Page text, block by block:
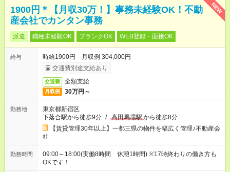
NEW
1900円＊【月収30万！】事務未経験OK！不動
産会社でカンタン事務
派遣 職種未経験OK ブランクOK WEB登録・面接OK
給与
時給1900円 月収例 304,000円
交通費別途支給あり
交通費 全額支給
月収例 30万円～
勤務地
東京都新宿区
下落合駅から徒歩9分 / 高田馬場駅から徒歩8分
【賃貸管理30年以上】一都三県の物件を幅広く管理♪不動産会
社
勤務時間
09:00～18:00(実働8時間 休憩1時間) ※17時終わりの働き方も
OKです！